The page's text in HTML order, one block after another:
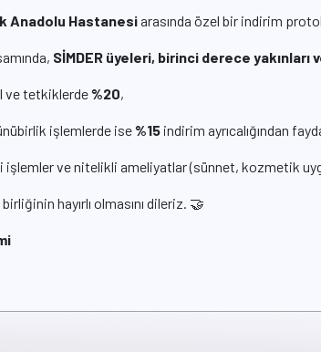
Anadolu Hastanesiarasında özel bir indirim
SİMDER üyeleri, birinci derece yakınları
ve tetkiklerde%20,
işlemlerde ise%15 indirim ayrıcalığından
işlemler ve nitelikli ameliyatlar (sünnet, kozmetik
hayırlı olmasını dileriz. 🤝